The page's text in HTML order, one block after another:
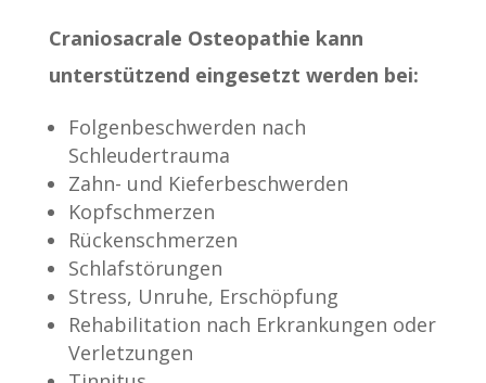
Craniosacrale Osteopathie kann
unterstützend eingesetzt werden bei:
Folgenbeschwerden nach
Schleudertrauma
Zahn- und Kieferbeschwerden
Kopfschmerzen
Rückenschmerzen
Schlafstörungen
Stress, Unruhe, Erschöpfung
Rehabilitation nach Erkrankungen oder
Verletzungen